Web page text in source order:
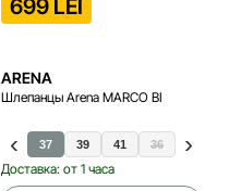
42 43 44 45 46
699 LEI
ARENA
Шлепанцы Arena MARCO BI
37 39 41 36 42
Доставка: от 1 часа